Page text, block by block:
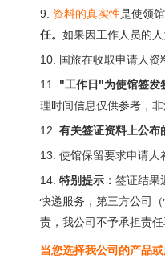
9. 资料的真实性是使领
任。 如果因工作人员的
10. 国旅在收取申请人
11. "工作日"为使馆签发
理时间信息仅供参考，
12. 有关签证资料上公布
13. 使馆保留要求申请
14. 特别提示： 签证结果
快递服务，第三方公司
责，我公司不予承担责任
当您选择我公司的产品